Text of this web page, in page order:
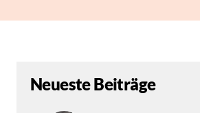
Neueste Beiträge